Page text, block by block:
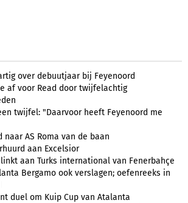
over debuutjaar bij Feyenoord
af voor Read door twijfelachtig
twijfel: "Daarvoor heeft Feyenoord me
naar AS Roma van de baan
aan Excelsior
aan Turks international van Fenerbahçe
Bergamo ook verslagen; oefenreeks in
duel om Kuip Cup van Atalanta